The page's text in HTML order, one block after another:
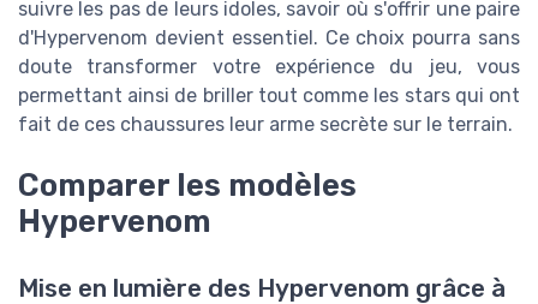
suivre les pas de leurs idoles, savoir où s'offrir une paire
d'Hypervenom devient essentiel. Ce choix pourra sans
doute transformer votre expérience du jeu, vous
permettant ainsi de briller tout comme les stars qui ont
fait de ces chaussures leur arme secrète sur le terrain.
Comparer les modèles
Hypervenom
Mise en lumière des Hypervenom grâce à